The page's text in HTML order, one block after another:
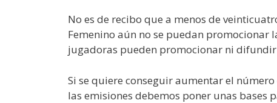
No es de recibo que a menos de
Femenino aún no se puedan promocionar
jugadoras pueden promocionar ni difundir
Si se quiere conseguir aumentar el
las emisiones debemos poner unas bases